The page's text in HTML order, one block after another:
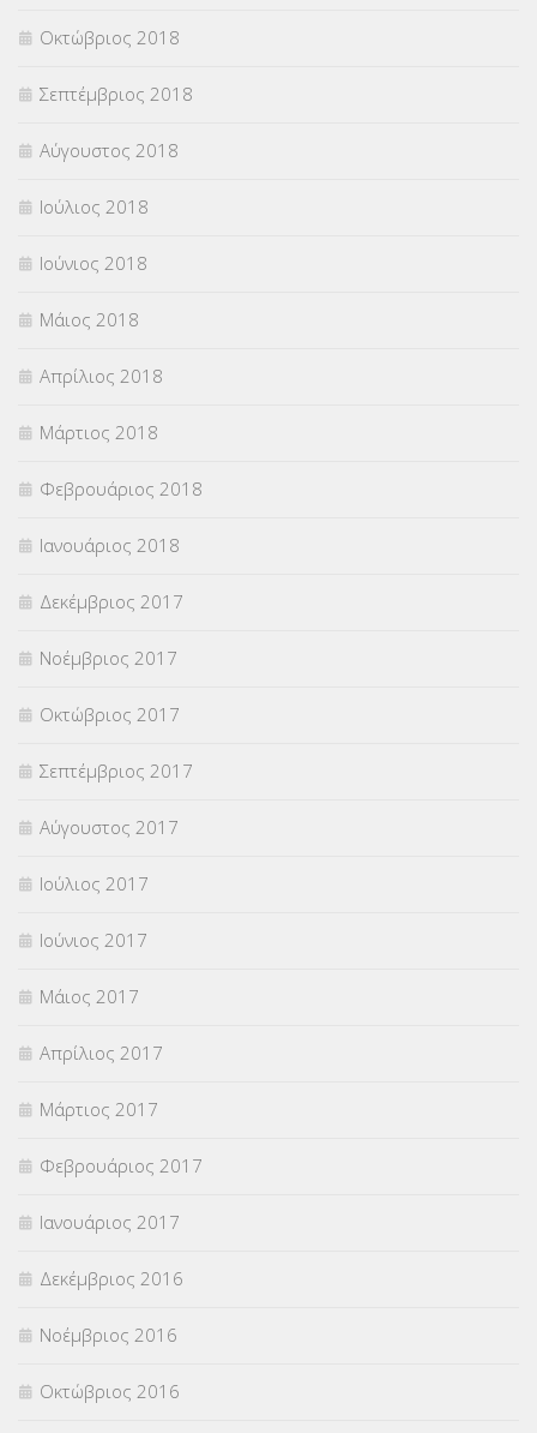
Οκτώβριος 2018
Σεπτέμβριος 2018
Αύγουστος 2018
Ιούλιος 2018
Ιούνιος 2018
Μάιος 2018
Απρίλιος 2018
Μάρτιος 2018
Φεβρουάριος 2018
Ιανουάριος 2018
Δεκέμβριος 2017
Νοέμβριος 2017
Οκτώβριος 2017
Σεπτέμβριος 2017
Αύγουστος 2017
Ιούλιος 2017
Ιούνιος 2017
Μάιος 2017
Απρίλιος 2017
Μάρτιος 2017
Φεβρουάριος 2017
Ιανουάριος 2017
Δεκέμβριος 2016
Νοέμβριος 2016
Οκτώβριος 2016